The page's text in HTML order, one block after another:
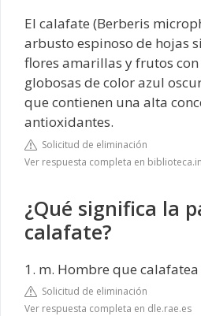
El calafate (Berberis
arbusto espinoso de hojas
flores amarillas y frutos
globosas de color azul
que contienen una alta
antioxidantes.
Solicitud de eliminación
Ver respuesta completa en
¿Qué significa la
calafate?
1. m. Hombre que
Solicitud de eliminación
Ver respuesta completa en dle.rae.es